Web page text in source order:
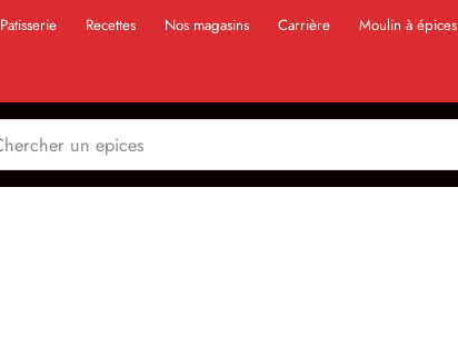
Patisserie Recettes Nos magasins Carrière Moulin à épices